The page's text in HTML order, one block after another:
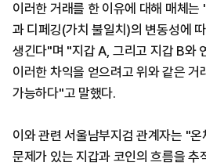
이러한 거래를 한 이유에 대해 매체
과 디페깅(가치 불일치)의 변동성에
생긴다"며 "지갑 A, 그리고 지갑 B와
이러한 차익을 얻으려고 위와 같은 거
가능하다"고 말했다.
이와 관련 서울남부지검 관계자는 "온
문제가 있는 지갑과 코인의 흐름을 추